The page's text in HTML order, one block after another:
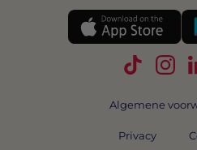
Volg Volg
Algemene
Privacy